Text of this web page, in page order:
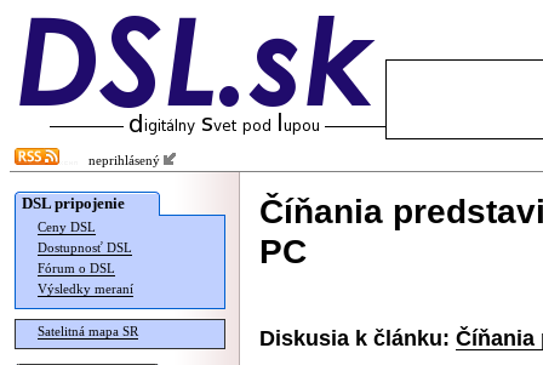
neprihlásený
DSL pripojenie
Ceny DSL
Dostupnosť DSL
Fórum o DSL
Výsledky meraní
Satelitná mapa SR
Číňania
PC
Diskusia k článku: Číňania